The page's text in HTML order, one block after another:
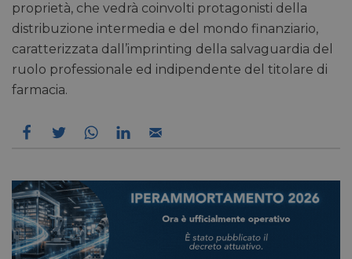
proprietà, che vedrà coinvolti protagonisti della
distribuzione intermedia e del mondo finanziario,
caratterizzata dall’imprinting della salvaguardia del
ruolo professionale ed indipendente del titolare di
farmacia.